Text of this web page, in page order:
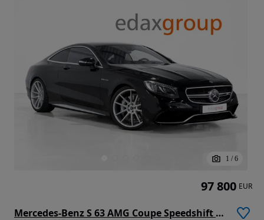
1 / 6
Mercedes-Benz S 63 AMG Coupe Speedshift 7G-MCT
97 800 EUR